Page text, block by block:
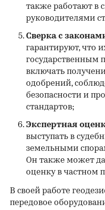
также работают в
руководителями
Сверка с
гарантируют, что
государственным
включать
одобрений,
безопасности и
стандартов;
Экспертная
выступать в
земельными
Он также может
оценку в частном
В своей работе
передовое